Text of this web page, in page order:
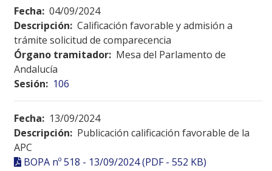
Fecha: 04/09/2024
Descripción: Calificación favorable y admisión a
trámite solicitud de comparecencia
Órgano tramitador: Mesa del Parlamento de
Andalucía
Sesión: 106
Fecha: 13/09/2024
Descripción: Publicación calificación favorable de la
APC
BOPA nº 518 - 13/09/2024 (PDF - 552 KB)